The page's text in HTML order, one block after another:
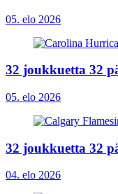
05. elo 2026
32 joukkuetta 32
05. elo 2026
32 joukkuetta 32
04. elo 2026